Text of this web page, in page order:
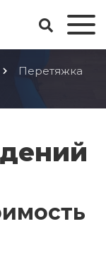
Перетяжка